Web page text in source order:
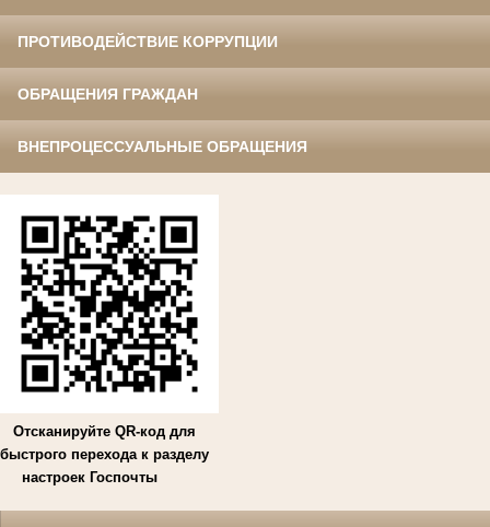
ПРОТИВОДЕЙСТВИЕ КОРРУПЦИИ
ОБРАЩЕНИЯ ГРАЖДАН
ВНЕПРОЦЕССУАЛЬНЫЕ ОБРАЩЕНИЯ
Отсканируйте QR-код для
быстрого перехода к разделу
настроек Госпочты